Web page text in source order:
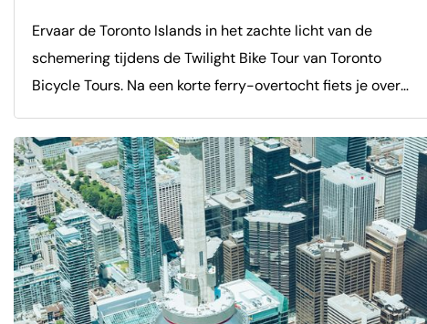
leren kennen. Duur: 3,5 uurVertrektijden: Dagelijks om
09:00 uurTaal: Engels
Ervaar de Toronto Islands in het zachte licht van de
schemering tijdens de Twilight Bike Tour van Toronto
Bicycle Tours. Na een korte ferry-overtocht fiets je over
groene parken en langs de kusten, met uitzicht op Lake
Ontario en de skyline van Toronto. De Engelstalige gids
vertelt onderweg over de geschiedenis en cultuur van de
eilanden en stopt bij hoogtepunten zoals Gibraltar Point
Lighthouse en mooie uitzichtpunten. De tour gaat in een
rustig tempo en is geschikt voor alle niveaus. Het is een
ontspannen manier om de eilanden te ontdekken, foto’s te